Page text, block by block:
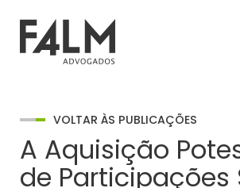
VOLTAR ÀS PUBLICAÇÕES
A Aquisição
de Participações